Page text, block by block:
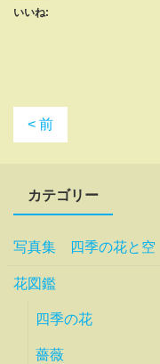
いいね:
< 前
カテゴリー
写真集 四季の花と空
花図鑑
四季の花
薔薇